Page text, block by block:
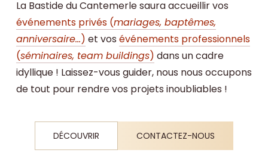
La Bastide du Cantemerle saura accueillir vos
événements privés (mariages, baptêmes,
anniversaire...) et vos événements professionnels
(séminaires, team buildings) dans un cadre
idyllique ! Laissez-vous guider, nous nous occupons
de tout pour rendre vos projets inoubliables !
DÉCOUVRIR CONTACTEZ-NOUS